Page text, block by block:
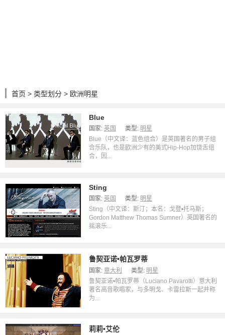
首页 > 类型划分 > 欧洲明星
Blue
国家: 英国 类型: 明星
Blue（中文译：蓝色组合）是英国著名的男子组
合乐队，也是欧洲少有的美式Hip-Hop加饶舌组
合，因...
Sting
国家: 英国 类型: 明星
Sting（中文译：斯汀；本名：戈登•托马斯；
Gordon Matthew Thomas Sumner）英国著名的
摇滚乐...
鲁契亚诺•帕瓦罗蒂
国家: 意大利 类型: 明星
鲁契亚诺•帕瓦罗蒂（Luciano Pavarotti）意大利
著名高音歌唱家，与多明戈、卡雷拉斯一起并称
为...
莉莉•艾伦